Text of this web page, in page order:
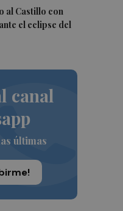
al Castillo con
el eclipse del
canal
últimas